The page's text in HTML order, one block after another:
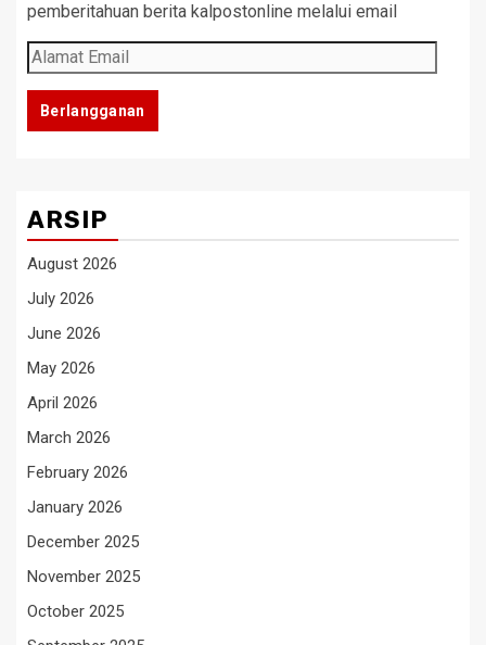
pemberitahuan berita kalpostonline melalui email
Alamat
Email
Berlangganan
ARSIP
August 2026
July 2026
June 2026
May 2026
April 2026
March 2026
February 2026
January 2026
December 2025
November 2025
October 2025